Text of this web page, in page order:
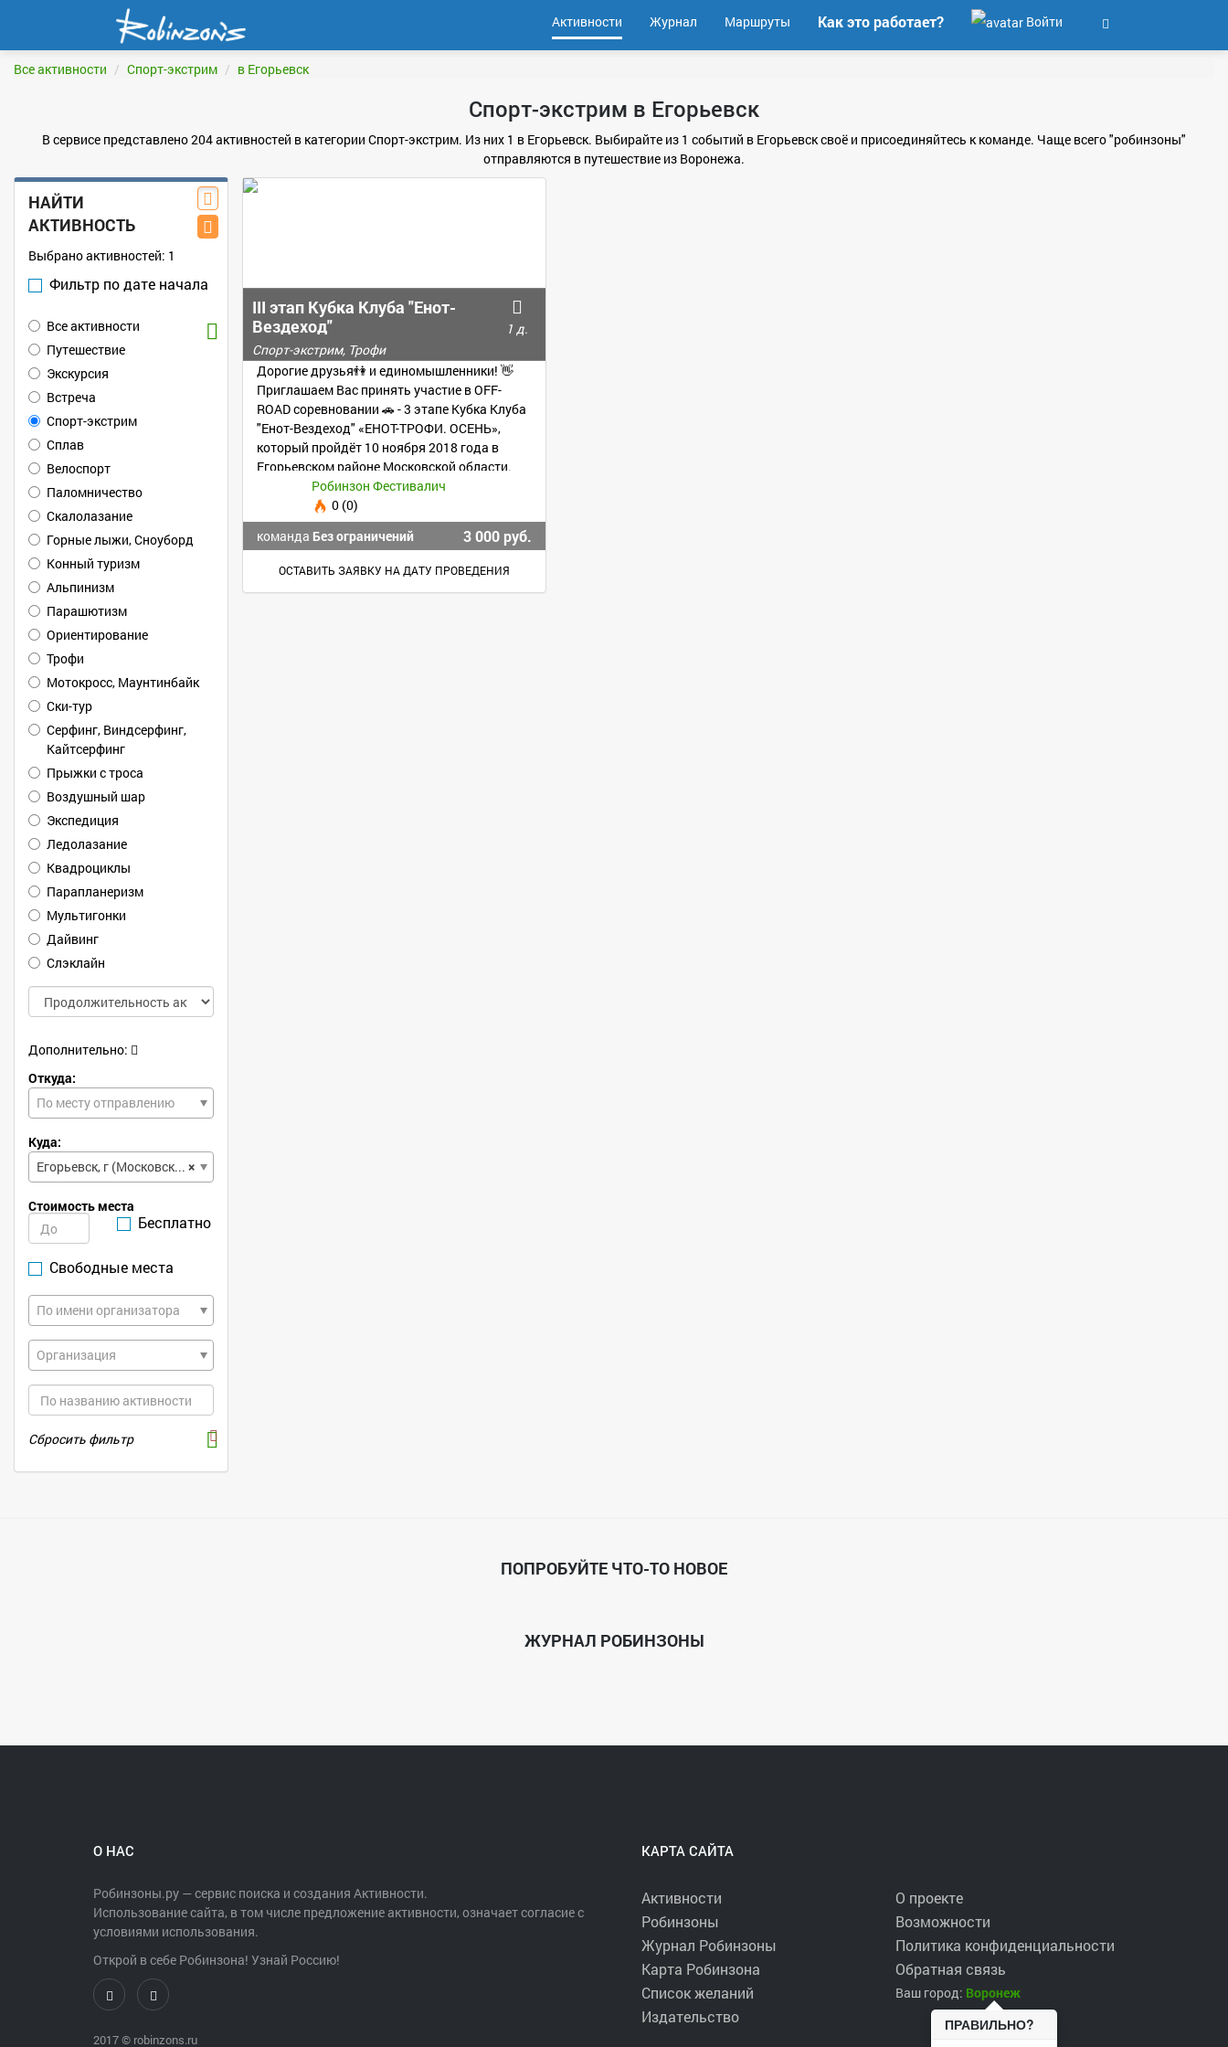
Активности Журнал Маршруты Как это работает? Войти
Все активности Спорт-экстрим в Егорьевск
Спорт-экстрим в Егорьевск
В сервисе представлено 204 активностей в категории Спорт-экстрим. Из них 1 в Егорьевск. Выбирайте из 1 событий в Егорьевск своё и присоединяйтесь к команде. Чаще всего "робинзоны"
отправляются в путешествие из Воронежа.
НАЙТИ
АКТИВНОСТЬ
Выбрано активностей: 1
Фильтр по дате начала
Все активности
Путешествие
Экскурсия
Встреча
Спорт-экстрим
Сплав
Велоспорт
Паломничество
Скалолазание
Горные лыжи, Сноуборд
Конный туризм
Альпинизм
Парашютизм
Ориентирование
Трофи
Мотокросс, Маунтинбайк
Ски-тур
Серфинг, Виндсерфинг,
Кайтсерфинг
Прыжки с троса
Воздушный шар
Экспедиция
Ледолазание
Квадроциклы
Парапланеризм
Мультигонки
Дайвинг
Слэклайн
Дополнительно:
Откуда:
По месту отправлению
Куда:
×
Егорьевск, г (Московская, обл)
Стоимость места
Бесплатно
Свободные места
По имени организатора
Организация
Сбросить фильтр
III этап Кубка Клуба "Енот-
Вездеход"
1 д.
Спорт-экстрим, Трофи
Дорогие друзья👫 и единомышленники! 👋
Приглашаем Вас принять участие в OFF-
ROAD соревновании 🚗 - 3 этапе Кубка Клуба
"Енот-Вездеход" «ЕНОТ-ТРОФИ. ОСЕНЬ»,
который пройдёт 10 ноября 2018 года в
Егорьевском районе Московской области.
Робинзон Фестивалич
0 (0)
команда Без ограничений 3 000 руб.
ОСТАВИТЬ ЗАЯВКУ НА ДАТУ ПРОВЕДЕНИЯ
ПОПРОБУЙТЕ ЧТО-ТО НОВОЕ
ЖУРНАЛ РОБИНЗОНЫ
О НАС
Робинзоны.ру — сервис поиска и создания Активности.
Использование сайта, в том числе предложение активности, означает согласие с
условиями использования.
Открой в себе Робинзона! Узнай Россию!
КАРТА САЙТА
Активности
Робинзоны
Журнал Робинзоны
Карта Робинзона
Список желаний
Издательство
О проекте
Возможности
Политика конфиденциальности
Обратная связь
Ваш город: Воронеж
ПРАВИЛЬНО?
2017 © robinzons.ru